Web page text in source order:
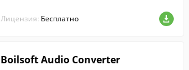
вает отличное качество видео, и не тре
Лицензия: Бесплатно
Boilsoft Audio Converter